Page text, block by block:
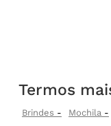
Termos
Brindes Mochila